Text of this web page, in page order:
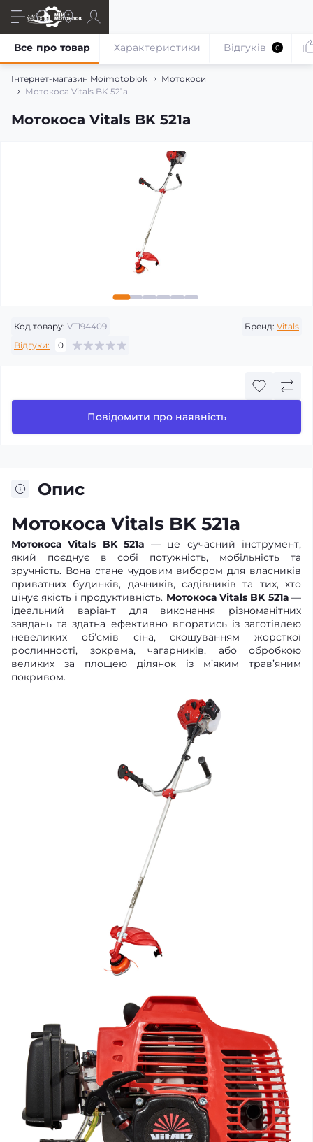
Інтернет-магазин Moimotoblok
Мотокоси
Мотокоса Vitals BK 521a
Мотокоса Vitals BK 521a
Все про товар Характеристики Відгуків 0
Код товару: VT194409 Бренд: Vitals
Відгуки:
0
Повідомити про наявність
Опис
Мотокоса Vitals BK 521a
Мотокоса Vitals BK 521a — це сучасний інструмент,
який поєднує в собі потужність, мобільність та
зручність. Вона стане чудовим вибором для власників
приватних будинків, дачників, садівників та тих, хто
цінує якість і продуктивність. Мотокоса Vitals BK 521а—
ідеальний варіант для виконання різноманітних
завдань та здатна ефективно впоратись із заготівлею
невеликих об’ємів сіна, скошуванням жорсткої
рослинності, зокрема, чагарників, або обробкою
великих за площею ділянок із м’яким трав’яним
покривом.